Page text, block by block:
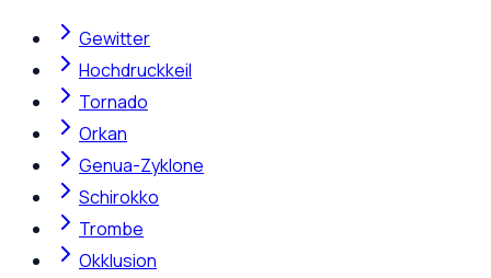
Gewitter
Hochdruckkeil
Tornado
Orkan
Genua-Zyklone
Schirokko
Trombe
Okklusion